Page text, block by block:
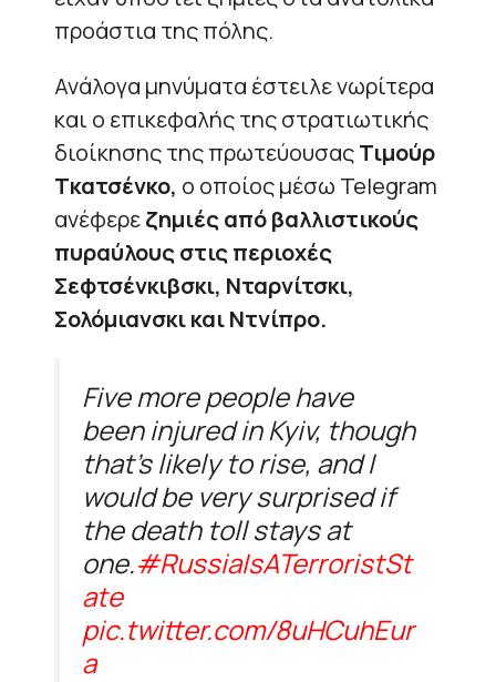
προάστια της πόλης.
Ανάλογα μηνύματα έστειλε νωρίτερα
και ο επικεφαλής της στρατιωτικής
διοίκησης της πρωτεύουσαςΤιμούρ
Τκατσένκο, ο οποίος μέσω Telegram
ανέφερεζημιές από βαλλιστικούς
πυραύλους στις περιοχές
Σεφτσένκιβσκι, Νταρνίτσκι,
Σολόμιανσκι και Ντνίπρο.
Five more people have
been injured in Kyiv, though
that’s likely to rise, and I
would be very surprised if
the death toll stays at
one.#RussiaIsATerroristSt
ate
pic.twitter.com/8uHCuhEur
a